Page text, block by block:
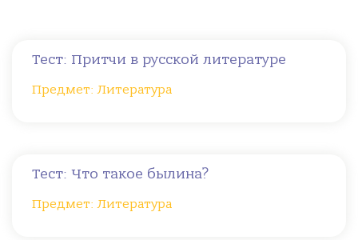
Тест: Притчи в русской литературе
Предмет: Литература
Тест: Что такое былина?
Предмет: Литература